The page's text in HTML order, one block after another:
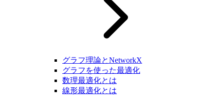
グラフ理論とNetworkX
グラフを使った最適化
数理最適化とは
線形最適化とは